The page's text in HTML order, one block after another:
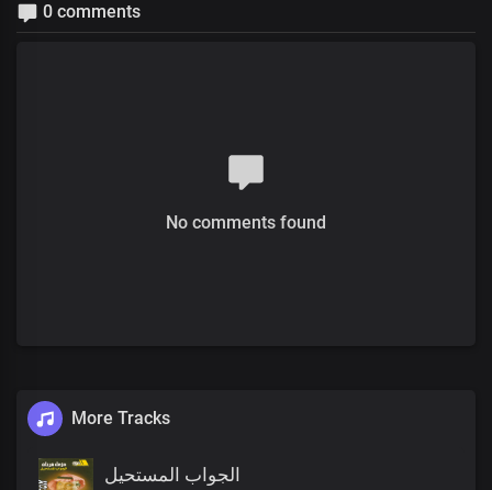
0 comments
No comments found
More Tracks
الجواب المستحيل